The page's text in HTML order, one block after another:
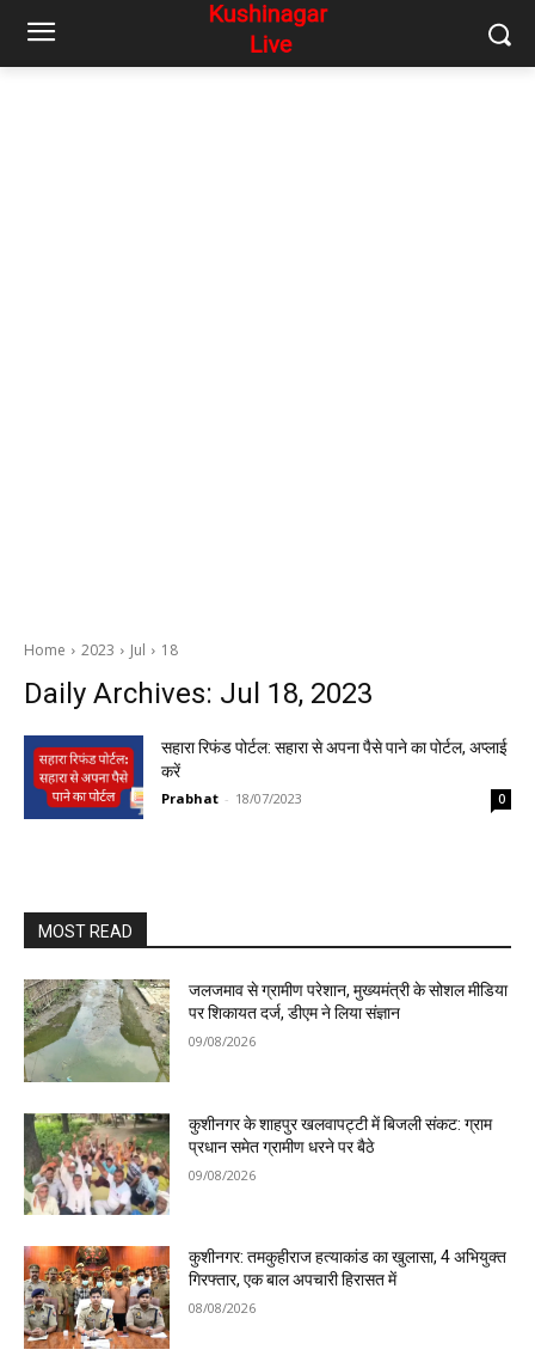
Home 2023 Jul 18
Daily Archives: Jul 18, 2023
सहारा रिफंड पोर्टल: सहारा से अपना पैसे पाने का पोर्टल, अप्लाई
करें
Prabhat - 18/07/2023 0
MOST READ
जलजमाव से ग्रामीण परेशान, मुख्यमंत्री के सोशल मीडिया
पर शिकायत दर्ज, डीएम ने लिया संज्ञान
09/08/2026
कुशीनगर के शाहपुर खलवापट्टी में बिजली संकट: ग्राम
प्रधान समेत ग्रामीण धरने पर बैठे
09/08/2026
कुशीनगर: तमकुहीराज हत्याकांड का खुलासा, 4 अभियुक्त
गिरफ्तार, एक बाल अपचारी हिरासत में
08/08/2026